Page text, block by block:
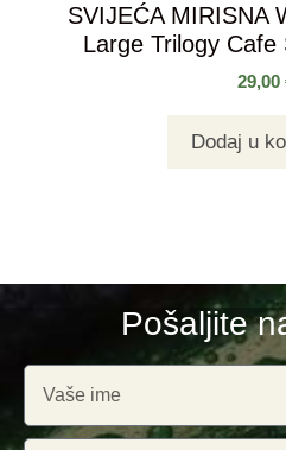
SVIJEĆA MIRISNA
Large Trilogy Cafe
29,00
Dodaj u
Pošaljite